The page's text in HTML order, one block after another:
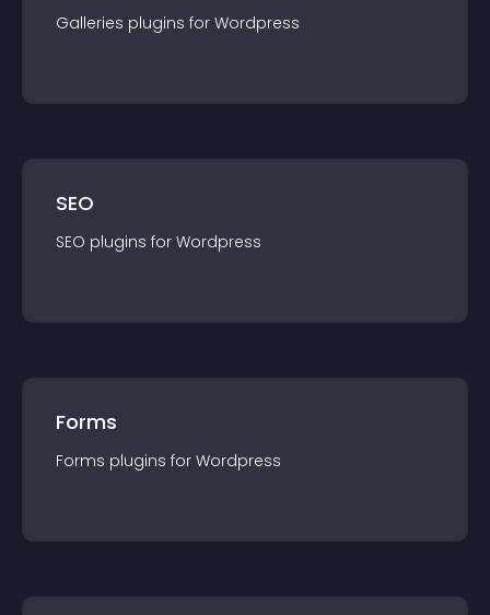
Galleries plugins for Wordpress
SEO
SEO plugins for Wordpress
Forms
Forms plugins for Wordpress